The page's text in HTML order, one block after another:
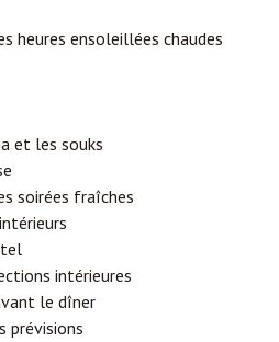
heures ensoleillées chaudes
et les souks
soirées fraîches
intérieures
le dîner
prévisions